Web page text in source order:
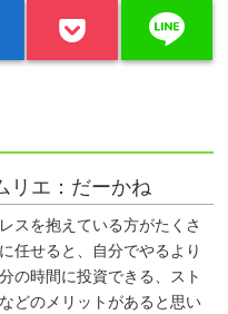
line
リエ：だーかね
スを抱えている方がたくさ
任せると、自分でやるより
の時間に投資できる、スト
どのメリットがあると思い